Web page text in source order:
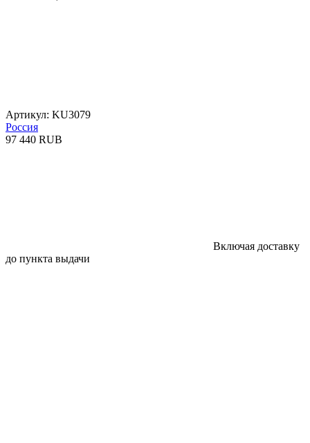
Артикул: KU3079
Россия
97 440 RUB
Включая доставку
до пункта выдачи